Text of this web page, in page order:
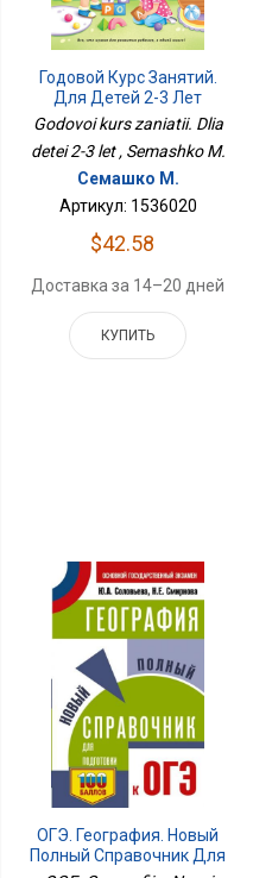
Годовой Курс Занятий.
Для Детей 2-3 Лет
Godovoi kurs zaniatii. Dlia
detei 2-3 let , Semashko M.
Семашко М.
Артикул: 1536020
$42.58
Доставка за 14–20 дней
КУПИТЬ
ОГЭ. География. Новый
Полный Справочник Для